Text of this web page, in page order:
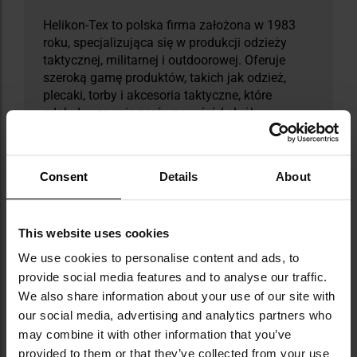
Consent Details About
This website uses cookies
We use cookies to personalise content and ads, to
provide social media features and to analyse our traffic.
We also share information about your use of our site with
our social media, advertising and analytics partners who
may combine it with other information that you’ve
provided to them or that they’ve collected from your use
Helikon-Tex to polska firma założona w 1983
roku, specjalizująca się w produkcji odzieży
taktycznej, militarnej i outdoorowej. Oferuje
szeroką gamę produktów, takich jak odzież,
plecaki, torby i akcesoria taktyczne, które
zdobyły uznanie zarówno wśród służb
mundurowych, jak i pasjonatów outdooru. W jej
ofercie wyróżniają się linie takie jak: Bushcraft -
Enforcement - zaprojektowana z myślą o
służbach mundurowych, oraz Range -
nowoczesnych wzorów kamuflaży, takich jak
MultiCam, ATACS czy PenCott, zapewniając
dopasowanie do różnych warunków
DANE TECHNICZNE